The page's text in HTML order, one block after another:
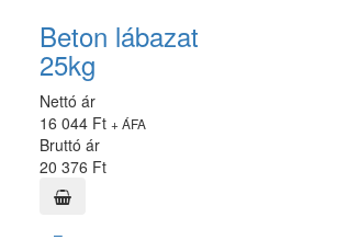
Beton lábazat
25kg
Nettó ár
16 044 Ft + ÁFA
Bruttó ár
20 376 Ft
–